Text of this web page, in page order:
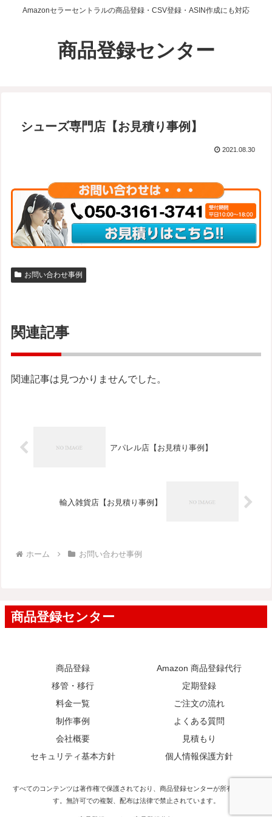
Amazonセラーセントラルの商品登録・CSV登録・ASIN作成にも対応
商品登録センター
シューズ専門店【お見積り事例】
2021.08.30
お問い合わせ事例
関連記事
関連記事は見つかりませんでした。
アパレル店【お見積り事例】
輸入雑貨店【お見積り事例】
ホーム お問い合わせ事例
商品登録
Amazon 商品登録代行
移管・移行
定期登録
料金一覧
ご注文の流れ
制作事例
よくある質問
会社概要
見積もり
セキュリティ基本方針
個人情報保護方針
すべてのコンテンツは著作権で保護されており、商品登録センターが所有していま
す。無許可での複製、配布は法律で禁止されています。